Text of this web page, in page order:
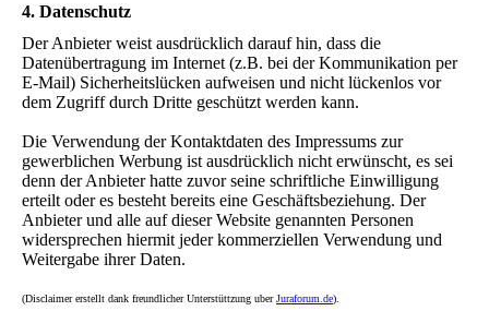
4. Datenschutz
Der Anbieter weist ausdrücklich darauf hin, dass die
Datenübertragung im Internet (z.B. bei der Kommunikation per
E-Mail) Sicherheitslücken aufweisen und nicht lückenlos vor
dem Zugriff durch Dritte geschützt werden kann.
Die Verwendung der Kontaktdaten des Impressums zur
gewerblichen Werbung ist ausdrücklich nicht erwünscht, es sei
denn der Anbieter hatte zuvor seine schriftliche Einwilligung
erteilt oder es besteht bereits eine Geschäftsbeziehung. Der
Anbieter und alle auf dieser Website genannten Personen
widersprechen hiermit jeder kommerziellen Verwendung und
Weitergabe ihrer Daten.
(Disclaimer erstellt dank freundlicher Unterstüttzung uberJuraforum.de).